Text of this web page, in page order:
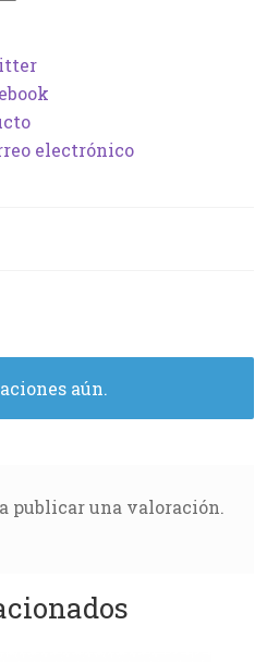
electrónico
aún.
publicar una valoración.